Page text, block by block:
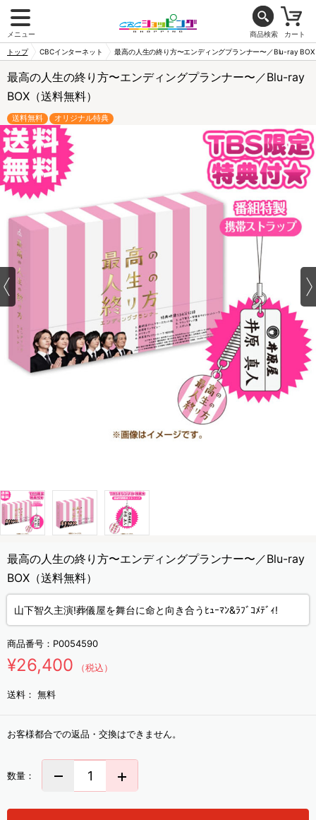
メニュー 商品検索 カート
トップ CBCインターネット 最高の人生の終り方〜エンディングプランナー〜／Blu-ray BOX
最高の人生の終り方〜エンディングプランナー〜／Blu-ray
BOX（送料無料）
送料無料 オリジナル特典
最高の人生の終り方〜エンディングプランナー〜／Blu-ray
BOX（送料無料）
山下智久主演!葬儀屋を舞台に命と向き合うﾋｭｰﾏﾝ&ﾗﾌﾞｺﾒﾃﾞｨ!
商品番号： P0054590
¥26,400 （税込）
送料： 無料
お客様都合での返品・交換はできません。
数量：